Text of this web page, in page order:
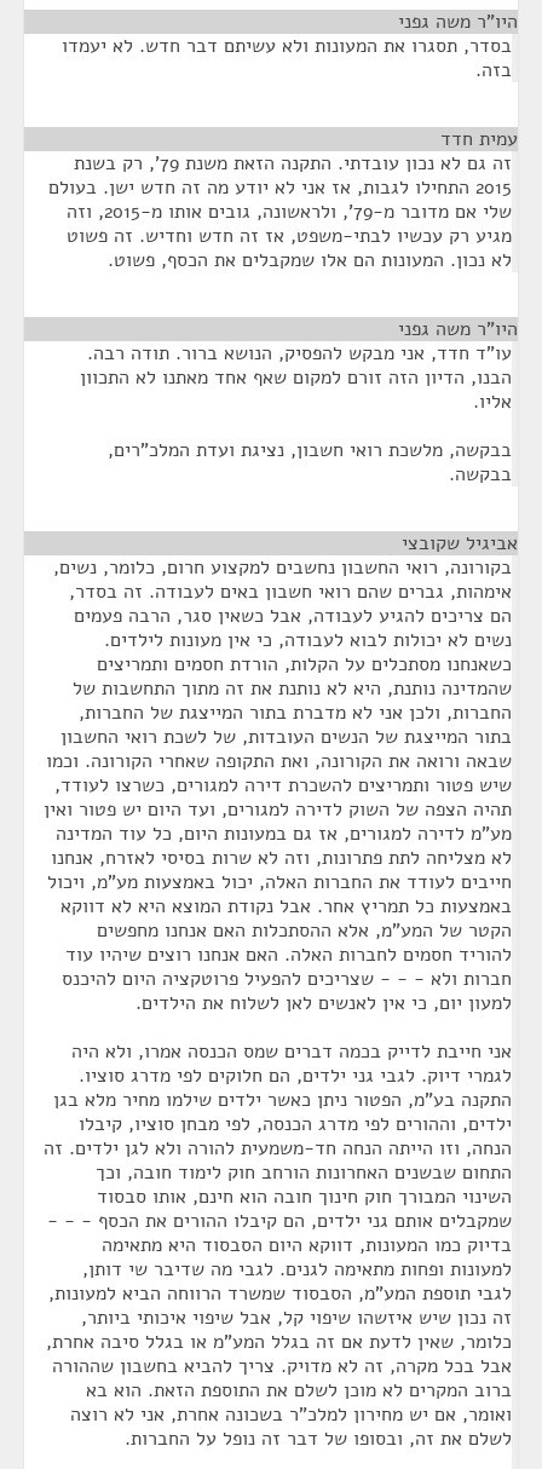
היו"ר משה גפני
בסדר, תסגרו את המעונות ולא עשיתם דבר חדש. לא יעמדו
בזה.
עמית חדד
זה גם לא נכון עובדתי. התקנה הזאת משנת 79', רק בשנת
2015 התחילו לגבות, אז אני לא יודע מה זה חדש ישן. בעולם
שלי אם מדובר מ-79', ולראשונה, גובים אותו מ-2015, וזה
מגיע רק עכשיו לבתי-משפט, אז זה חדש וחדיש. זה פשוט
לא נכון. המעונות הם אלו שמקבלים את הכסף, פשוט.
היו"ר משה גפני
עו"ד חדד, אני מבקש להפסיק, הנושא ברור. תודה רבה.
הבנו, הדיון הזה זורם למקום שאף אחד מאתנו לא התכוון
אליו.
בבקשה, מלשכת רואי חשבון, נציגת ועדת המלכ"רים,
בבקשה.
אביגיל שקובצי
בקורונה, רואי החשבון נחשבים למקצוע חרום, כלומר, נשים,
אימהות, גברים שהם רואי חשבון באים לעבודה. זה בסדר,
הם צריכים להגיע לעבודה, אבל כשאין סגר, הרבה פעמים
נשים לא יכולות לבוא לעבודה, כי אין מעונות לילדים.
כשאנחנו מסתכלים על הקלות, הורדת חסמים ותמריצים
שהמדינה נותנת, היא לא נותנת את זה מתוך התחשבות של
החברות, ולכן אני לא מדברת בתור המייצגת של החברות,
בתור המייצגת של הנשים העובדות, של לשכת רואי החשבון
שבאה ורואה את הקורונה, ואת התקופה שאחרי הקורונה. וכמו
שיש פטור ותמריצים להשכרת דירה למגורים, כשרצו לעודד,
תהיה הצפה של השוק לדירה למגורים, ועד היום יש פטור ואין
מע"מ לדירה למגורים, אז גם במעונות היום, כל עוד המדינה
לא מצליחה לתת פתרונות, וזה לא שרות בסיסי לאזרח, אנחנו
חייבים לעודד את החברות האלה, יכול באמצעות מע"מ, ויכול
באמצעות כל תמריץ אחר. אבל נקודת המוצא היא לא דווקא
הקטר של המע"מ, אלא ההסתכלות האם אנחנו מחפשים
להוריד חסמים לחברות האלה. האם אנחנו רוצים שיהיו עוד
חברות ולא - - - שצריכים להפעיל פרוטקציה היום להיכנס
למעון יום, כי אין לאנשים לאן לשלוח את הילדים.
אני חייבת לדייק בכמה דברים שמס הכנסה אמרו, ולא היה
לגמרי דיוק. לגבי גני ילדים, הם חלוקים לפי מדרג סוציו.
התקנה בע"מ, הפטור ניתן כאשר ילדים שילמו מחיר מלא בגן
ילדים, וההורים לפי מדרג הכנסה, לפי מבחן סוציו, קיבלו
הנחה, וזו הייתה הנחה חד-משמעית להורה ולא לגן ילדים. זה
התחום שבשנים האחרונות הורחב חוק לימוד חובה, וכך
השינוי המבורך חוק חינוך חובה הוא חינם, אותו סבסוד
שמקבלים אותם גני ילדים, הם קיבלו ההורים את הכסף - - -
בדיוק כמו המעונות, דווקא היום הסבסוד היא מתאימה
למעונות ופחות מתאימה לגנים. לגבי מה שדיבר שי דותן,
לגבי תוספת המע"מ, הסבסוד שמשרד הרווחה הביא למעונות,
זה נכון שיש איזשהו שיפוי קל, אבל שיפוי איכותי ביותר,
כלומר, שאין לדעת אם זה בגלל המע"מ או בגלל סיבה אחרת,
אבל בכל מקרה, זה לא מדויק. צריך להביא בחשבון שההורה
ברוב המקרים לא מוכן לשלם את התוספת הזאת. הוא בא
ואומר, אם יש מחירון למלכ"ר בשכונה אחרת, אני לא רוצה
לשלם את זה, ובסופו של דבר זה נופל על החברות.